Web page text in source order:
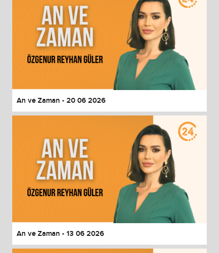
An ve Zaman - 20 06 2026
An ve Zaman - 13 06 2026